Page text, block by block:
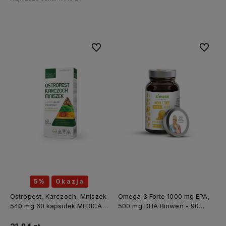
5% Okazja
Ostropest, Karczoch, Mniszek
540 mg 60 kapsułek MEDICA
Do ulubionych
Omega 3 Forte 1000 mg EPA,
500 mg DHA Biowen - 90
Do